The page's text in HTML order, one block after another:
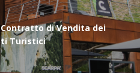
di Vendita dei
Turistici